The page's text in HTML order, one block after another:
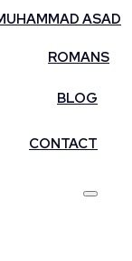
ASAD
ROMANS
BLOG
CONTACT